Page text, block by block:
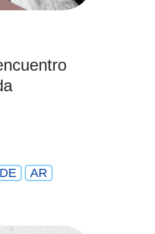
DE AR